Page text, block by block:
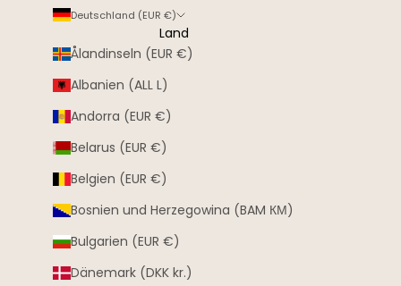
Deutschland (EUR €)
Land
Ålandinseln (EUR €)
Albanien (ALL L)
Andorra (EUR €)
Belarus (EUR €)
Belgien (EUR €)
Bosnien und Herzegowina (BAM КМ)
Bulgarien (EUR €)
Dänemark (DKK kr.)